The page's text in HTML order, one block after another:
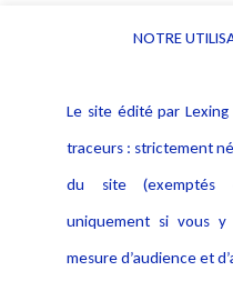
Pour le marché global et
régulation symétrique
NOTRE
Le site édité par
traceurs : strictement
du site (exemptés
uniquement si vous y
mesure d’audience et